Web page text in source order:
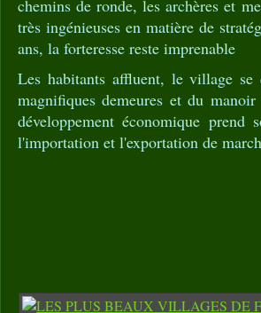
chemins de ronde, les archères et
très ingénieuses en matière de
ans, la forteresse reste imprenable
Les habitants affluent, le village se
magnifiques demeures et du
développement économique prend
l'importation et l'exportation de